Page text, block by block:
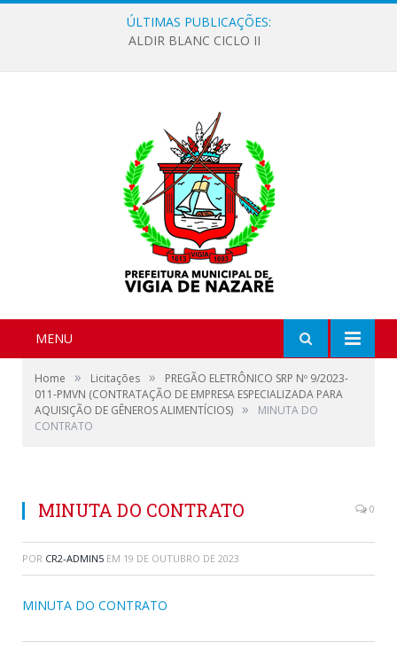
ÚLTIMAS PUBLICAÇÕES:
ALDIR BLANC CICLO II
MENU
Home » Licitações »
PREGÃO ELETRÔNICO SRP Nº 9/2023-
011-PMVN (CONTRATAÇÃO DE EMPRESA ESPECIALIZADA PARA
AQUISIÇÃO DE GÊNEROS ALIMENTÍCIOS) »
MINUTA DO
CONTRATO
MINUTA DO CONTRATO 0
POR CR2-ADMIN5 EM 19 DE OUTUBRO DE 2023
MINUTA DO CONTRATO